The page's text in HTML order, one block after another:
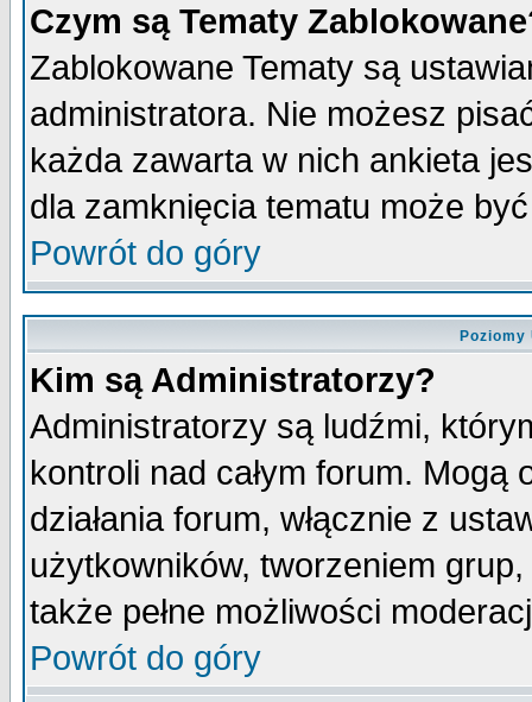
Czym są Tematy
Zablokowane Tematy są
administratora. Nie możesz
każda zawarta w nich ankieta
dla zamknięcia tematu może
Powrót do góry
Kim są Administratorzy?
Administratorzy są ludźmi,
kontroli nad całym forum.
działania forum, włącznie z
użytkowników, tworzeniem
także pełne możliwości
Powrót do góry